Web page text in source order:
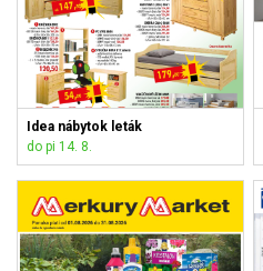
Idea nábytok leták
do pi 14. 8.